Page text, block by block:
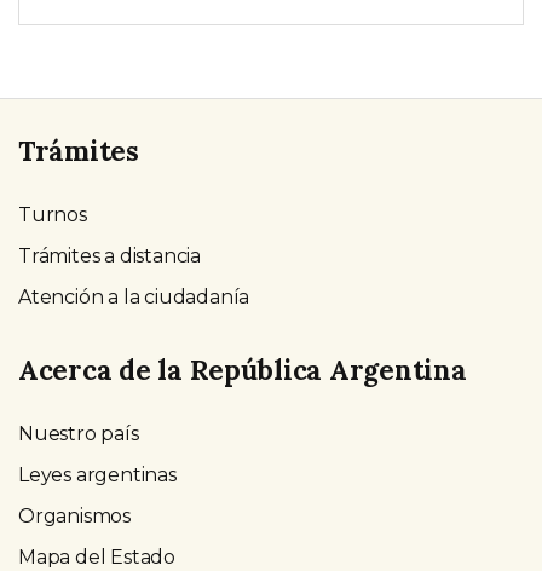
Trámites
Turnos
Trámites a distancia
Atención a la ciudadanía
Acerca de la República Argentina
Nuestro país
Leyes argentinas
Organismos
Mapa del Estado